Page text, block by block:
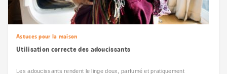
Astuces pour la maison
Utilisation correcte des adoucissants
Les adoucissants rendent le linge doux, parfumé et pratiquement